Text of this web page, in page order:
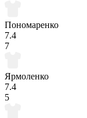
Пономаренко
7.4
7
Ярмоленко
7.4
5